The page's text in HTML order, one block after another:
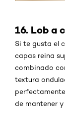
16. Lob a
Si te gusta el
capas reina
combinado
textura
de mantener